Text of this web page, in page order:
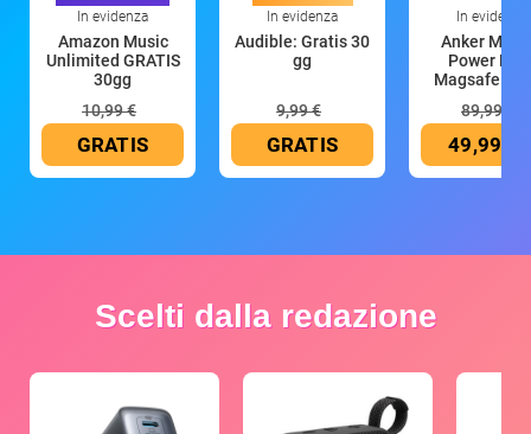
In evidenza
Amazon Music
Unlimited GRATIS
30gg
10,99 €
GRATIS
In evidenza
Audible: Gratis 30
gg
9,99 €
GRATIS
In evidenza
Anker
Power
Magsafe
89,99 €
49,99 €
Scelti dalla redazione